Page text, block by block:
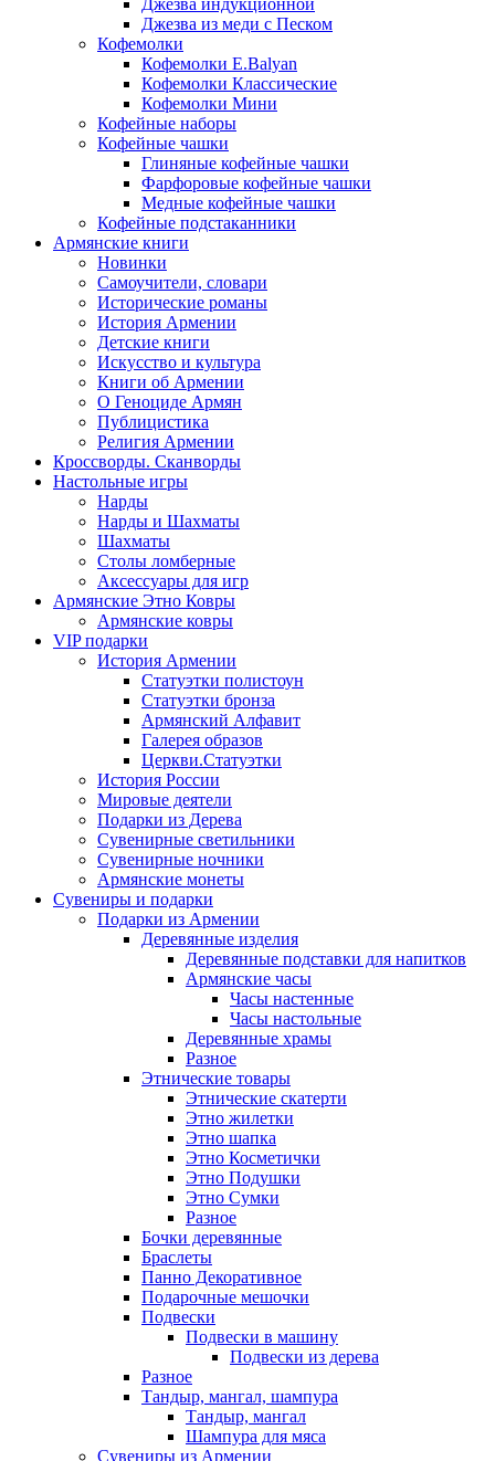
Джезва индукционной
Джезва из меди с Песком
Кофемолки
Кофемолки E.Balyan
Кофемолки Классические
Кофемолки Мини
Кофейные наборы
Кофейные чашки
Глиняные кофейные чашки
Фарфоровые кофейные чашки
Медные кофейные чашки
Кофейные подстаканники
Армянские книги
Новинки
Самоучители, словари
Исторические романы
История Армении
Детские книги
Иcкусство и культура
Книги об Армении
О Геноциде Армян
Публицистика
Религия Армении
Кроссворды. Сканворды
Настольные игры
Нарды
Нарды и Шахматы
Шахматы
Столы ломберные
Аксессуары для игр
Армянские Этно Ковры
Армянские ковры
VIP подарки
История Армении
Статуэтки полистоун
Статуэтки бронза
Армянский Алфавит
Галерея образов
Церкви.Статуэтки
История России
Мировые деятели
Подарки из Дерева
Сувенирные светильники
Сувенирные ночники
Армянские монеты
Сувениры и подарки
Подарки из Армении
Деревянные изделия
Деревянные подставки для напитков
Армянские часы
Часы настенные
Часы настольные
Деревянные храмы
Разное
Этнические товары
Этнические скатерти
Этно жилетки
Этно шапка
Этно Косметички
Этно Подушки
Этно Сумки
Разное
Бочки деревянные
Браслеты
Панно Декоративное
Подарочные мешочки
Подвески
Подвески в машину
Подвески из дерева
Разное
Тандыр, мангал, шампура
Тандыр, мангал
Шампура для мяса
Сувениры из Армении